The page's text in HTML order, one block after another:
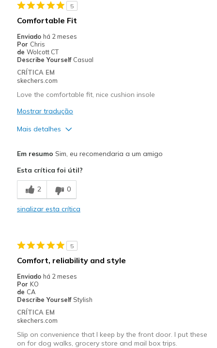
Melhores utilizações
Width
Sizing
Feels true to size
View On Shoes
5
Comfortable Fit
Enviado há 2 meses
Por Chris
de Wolcott CT
Describe Yourself Casual
CRÍTICA EM
skechers.com
Love the comfortable fit, nice cushion insole
Mostrar tradução
Mais detalhes
Melhores utilizações
Casual Wear
View On Shoes
Shoes are for Wearing
Em resumo Sim, eu recomendaria a um amigo
Esta crítica foi útil?
2 0
sinalizar esta crítica
5
Comfort, reliability and style
Enviado há 2 meses
Por KO
de CA
Describe Yourself Stylish
CRÍTICA EM
skechers.com
Slip on convenience that I keep by the front door. I put these
on for dog walks, grocery store and mail box trips.